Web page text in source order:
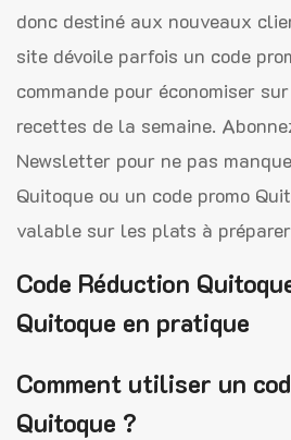
donc destiné aux nouveaux
site dévoile parfois un code
commande pour économiser
recettes de la semaine.
Newsletter pour ne pas
Quitoque ou un code promo
valable sur les plats à
Code Réduction
Quitoque en pratique
Comment utiliser un
Quitoque ?